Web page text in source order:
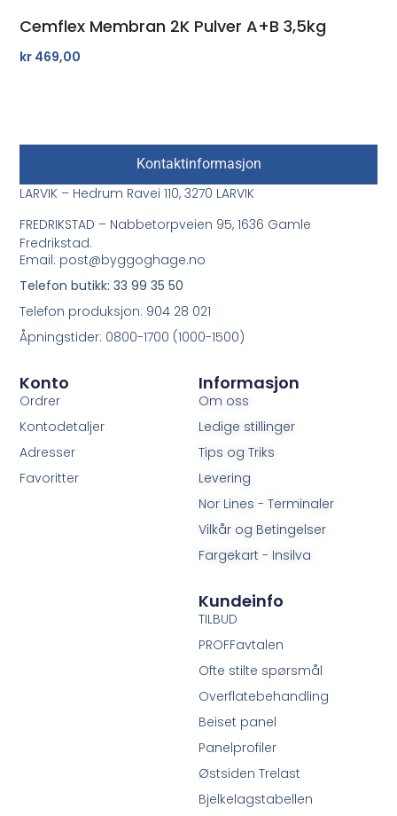
Cemflex Membran 2K Pulver A+B 3,5kg
kr 469,00
Informasjon
Om oss
Ledige stillinger
Tips og Triks
Levering
Nor Lines - Terminaler
Vilkår og Betingelser
Fargekart - Insilva
Konto
Ordrer
Kontodetaljer
Adresser
Favoritter
Kundeinfo
TILBUD
PROFFavtalen
Ofte stilte spørsmål
Overflatebehandling
Beiset panel
Panelprofiler
Østsiden Trelast
Bjelkelagstabellen
Kontaktinformasjon
LARVIK – Hedrum Ravei 110, 3270 LARVIK
FREDRIKSTAD – Nabbetorpveien 95, 1636 Gamle
Fredrikstad.
Email: post@byggoghage.no
Telefon butikk: 33 99 35 50
Telefon produksjon: 904 28 021
Åpningstider: 0800-1700 (1000-1500)